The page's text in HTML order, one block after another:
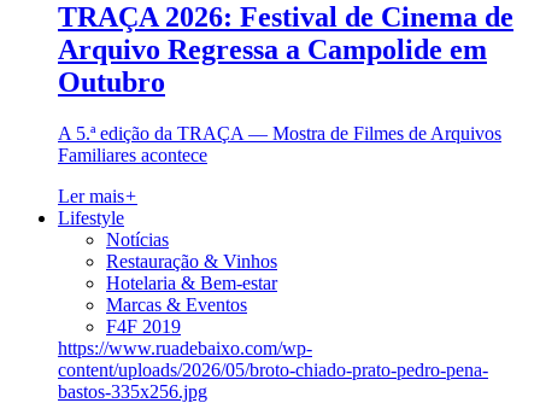
TRAÇA 2026: Festival de Cinema de
Arquivo Regressa a Campolide em
Outubro
A 5.ª edição da TRAÇA — Mostra de Filmes de Arquivos
Familiares acontece
Ler mais+
Lifestyle
Notícias
Restauração & Vinhos
Hotelaria & Bem-estar
Marcas & Eventos
F4F 2019
https://www.ruadebaixo.com/wp-
content/uploads/2026/05/broto-chiado-prato-pedro-pena-
bastos-335x256.jpg